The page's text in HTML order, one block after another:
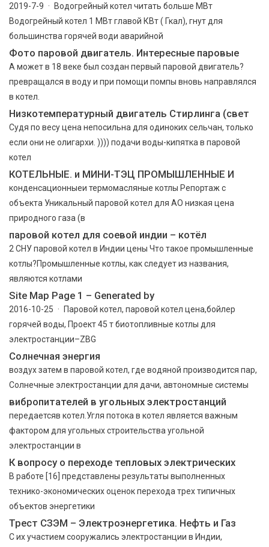
2019-7-9 · Водогрейный котел читать больше МВт
Водогрейный котел 1 МВт главой КВт ( Гкал), гнут для
большинства горячей води аварийной
Фото паровой двигатель. Интересные паровые
А может в 18 веке был создан первый паровой двигатель?
превращался в воду и при помощи помпы вновь направлялся
в котел.
Низкотемпературный двигатель Стирлинга (свет
Судя по весу цена непосильна для одиноких сельчан, только
если они не олигархи. )))) подачи воды-кипятка в паровой
котел
КОТЕЛЬНЫЕ. и МИНИ-ТЭЦ ПРОМЫШЛЕННЫЕ И
конденсационныеи термомасляные котлы Репортаж с
объекта Уникальный паровой котел для АО низкая цена
природного газа (в
паровой котел для соевой индии – котёл
2 СНУ паровой котел в Индии цены Что такое промышленные
котлы?Промышленные котлы, как следует из названия,
являются котлами
Site Map Page 1 – Generated by
2016-10-25 · Паровой котел, паровой котел цена,бойлер
горячей воды, Проект 45 т биотопливные котлы для
электростанции–ZBG
Солнечная энергия
воздух затем в паровой котел, где водяной производится пар,
Солнечные электростанции для дачи, автономные системы
вибропитателей в угольных электростанций
передаетсяв котел.Угля потока в котел является важным
фактором для угольных строительства угольной
электростанции в
К вопросу о переходе тепловых электрических
В работе [16] представлены результаты выполненных
технико-экономических оценок перехода трех типичных
объектов энергетики
Трест СЗЭМ – Электроэнергетика. Нефть и Газ
С их участием сооружались электростанции в Индии,